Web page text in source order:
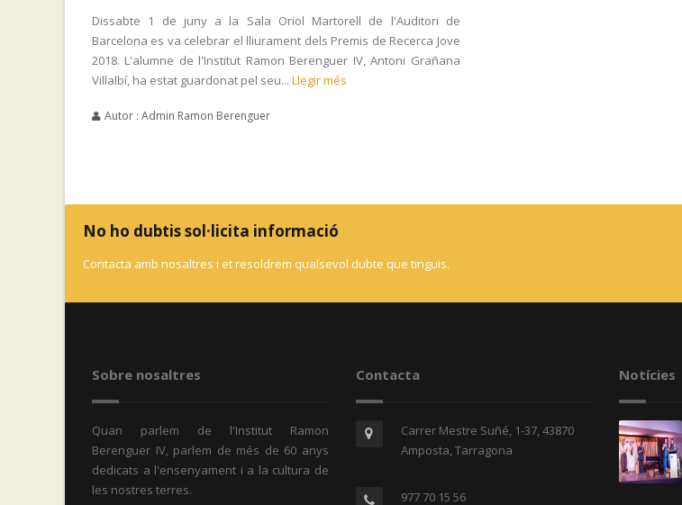
Dissabte 1 de juny a la Sala Oriol Martorell de l'Auditori de
Barcelona es va celebrar el lliurament dels Premis de Recerca Jove
2018. L'alumne de l'Institut Ramon Berenguer IV, Antoni Grañana
Villalbí, ha estat guardonat pel seu... Llegir més
Autor : Admin Ramon Berenguer
No ho dubtis sol·licita informació
Contacta amb nosaltres i et resoldrem qualsevol dubte que tinguis.
Sobre nosaltres
Quan parlem de l'Institut Ramon
Berenguer IV, parlem de més de 60 anys
dedicats a l'ensenyament i a la cultura de
les nostres terres.
Contacta
Carrer Mestre Suñé, 1-37, 43870
Amposta, Tarragona
977 70 15 56
Notícies